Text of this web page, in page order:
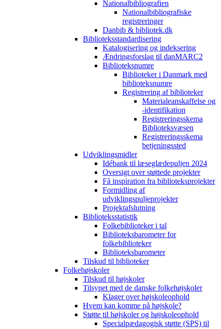
Nationalbibliografien
Nationalbibliografiske
registreringer
Danbib & bibliotek.dk
Biblioteksstandardisering
Katalogisering og indeksering
Ændringsforslag til danMARC2
Biblioteksnumre
Biblioteker i Danmark med
biblioteksnumre
Registrering af biblioteker
Materialeanskaffelse og
-identifikation
Registreringsskema
Biblioteksvæsen
Registreringsskema
betjeningssted
Udviklingsmidler
Idébank til læseglædepuljen 2024
Oversigt over støttede projekter
Få inspiration fra biblioteksprojekter
Formidling af
udviklingspuljeprojekter
Projektafslutning
Biblioteksstatistik
Folkebiblioteker i tal
Biblioteksbarometer for
folkebiblioteker
Biblioteksbarometer
Tilskud til biblioteker
Folkehøjskoler
Tilskud til højskoler
Tilsynet med de danske folkehøjskoler
Klager over højskoleophold
Hvem kan komme på højskole?
Støtte til højskoler og højskoleophold
Specialpædagogisk støtte (SPS) til